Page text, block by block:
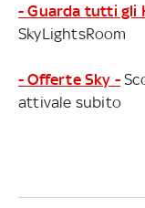
- Guarda tutti gli
SkyLightsRoom
- Offerte Sky -
attivale subito